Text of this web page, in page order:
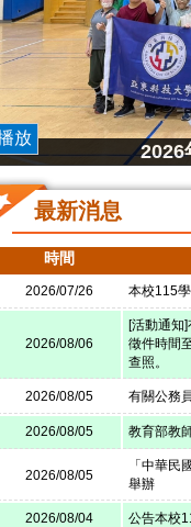
放
2026
最新消息
時間
2026/07/26 本校115
2026/08/06
[活動通知
徵件時間
查照。
2026/08/05 有關公務
2026/08/05 教育部教
2026/08/05
「中華
舉辦
2026/08/04 公告本校